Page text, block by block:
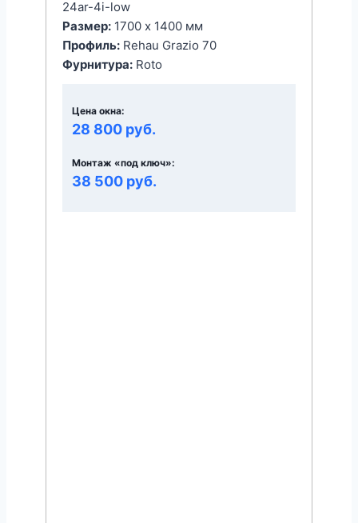
24ar-4i-low
Размер: 1700 x 1400 мм
Профиль: Rehau Grazio 70
Фурнитура: Roto
Цена окна:
28 800 руб.
Монтаж «под ключ»:
38 500 руб.